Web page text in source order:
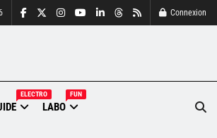
Connexion
ELECTRO
LABO
FUN